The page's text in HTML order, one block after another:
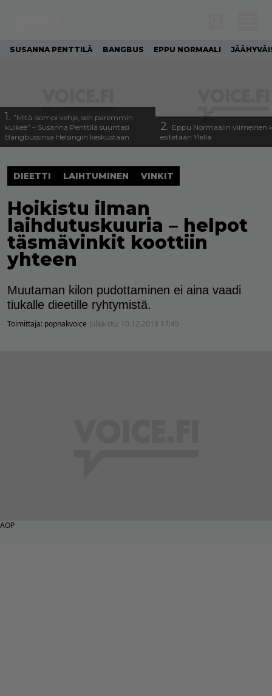
SUSANNA PENTTILÄ BANGBUS EPPU NORMAALI
1. ”Mitä isompi vehje, sen paremmin
kulkee” – Susanna Penttilä suuntasi
Bangbussinsa Helsingin keskustaan
2. Eppu Normaalin viimeinen
esitetään Ylellä
DIEETTI LAIHTUMINEN VINKIT
Hoikistu ilman
laihdutuskuuria – helpot
täsmävinkit koottiin
yhteen
Muutaman kilon pudottaminen ei aina vaadi
tiukalle dieetille ryhtymistä.
Toimittaja: popnakvoice Julkaistu: 10.12.2018 17:45
AOP